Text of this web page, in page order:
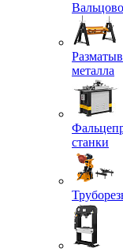
металла
станки